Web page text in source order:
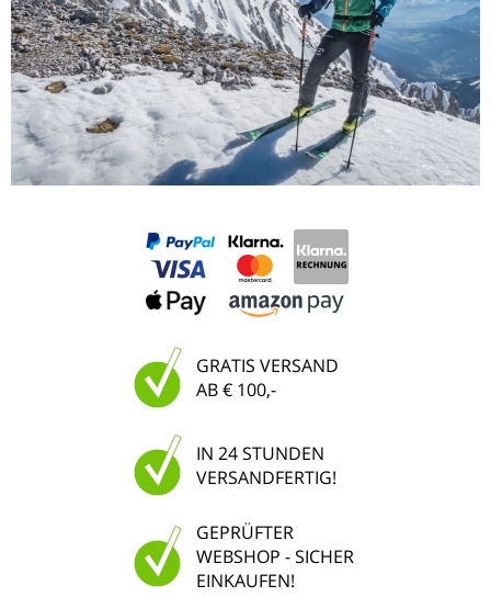
GRATIS VERSAND
AB € 100,-
IN 24 STUNDEN
VERSANDFERTIG!
GEPRÜFTER
WEBSHOP - SICHER
EINKAUFEN!